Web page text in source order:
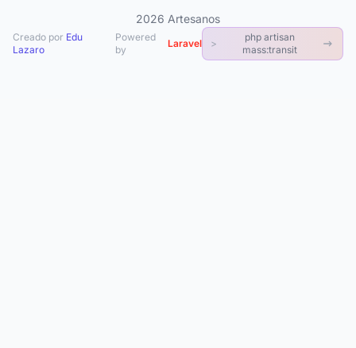
2026 Artesanos
Creado por Edu
Lazaro
Powered
by
Laravel >
php artisan
mass:transit